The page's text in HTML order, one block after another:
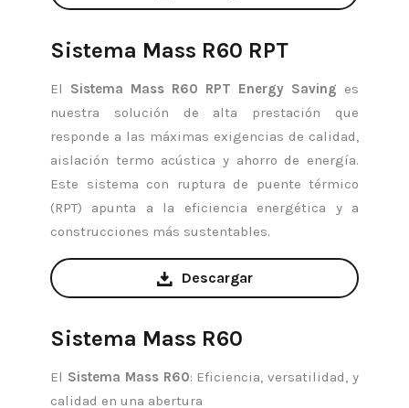
Sistema Mass R60 RPT
El Sistema Mass R60 RPT Energy Saving es
nuestra solución de alta prestación que
responde a las máximas exigencias de calidad,
aislación termo acústica y ahorro de energía.
Este sistema con ruptura de puente térmico
(RPT) apunta a la eficiencia energética y a
construcciones más sustentables.
Descargar
Sistema Mass R60
El Sistema Mass R60: Eficiencia, versatilidad, y
calidad en una abertura